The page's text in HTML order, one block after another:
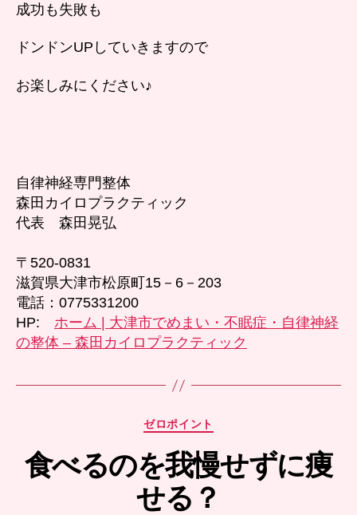
成功も失敗も
ドンドンUPしていきますので
お楽しみにください♪
自律神経専門整体
森田カイロプラクティック
代表 森田晃弘
〒520-0831
滋賀県大津市松原町15－6－203
電話：0775331200
HP: ホーム | 大津市でめまい・不眠症・自律神経
の整体 – 森田カイロプラクティック
カ
ゴ
リ
ー
ゼロポイント
食べるのを我慢せずに痩
せる？